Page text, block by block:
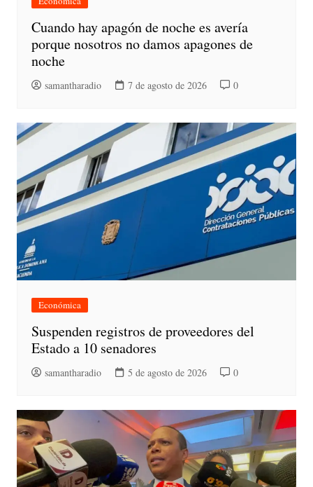
Cuando hay apagón de noche es avería
porque nosotros no damos apagones de
noche
samantharadio 7 de agosto de 2026 0
Económica
Suspenden registros de proveedores del
Estado a 10 senadores
samantharadio 5 de agosto de 2026 0